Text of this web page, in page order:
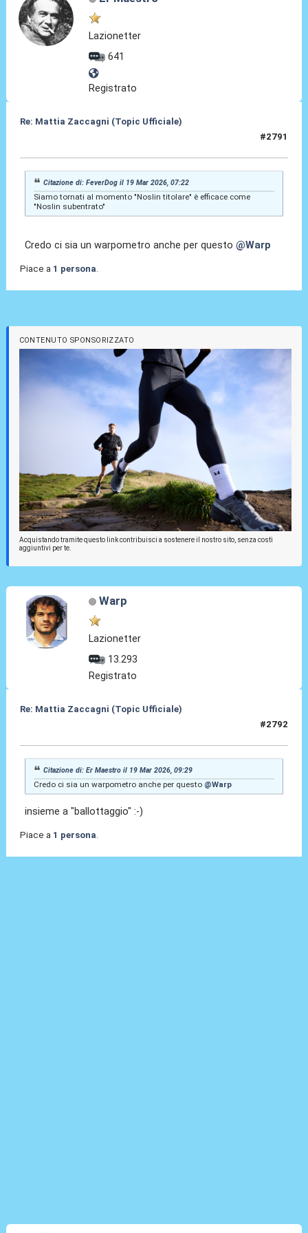
Lazionetter
641
Registrato
Re: Mattia Zaccagni (Topic Ufficiale)
#2791
Citazione di: FeverDog il 19 Mar 2026, 07:22
Siamo tornati al momento "Noslin titolare" è efficace come
"Noslin subentrato"
Credo ci sia un warpometro anche per questo@Warp
Piace a 1 persona
CONTENUTO SPONSORIZZATO
Acquistando tramite questo link contribuisci a sostenere il nostro sito, senza costi
aggiuntivi per te.
Warp
Lazionetter
13.293
Registrato
Re: Mattia Zaccagni (Topic Ufficiale)
#2792
Citazione di: Er Maestro il 19 Mar 2026, 09:29
Credo ci sia un warpometro anche per questo @Warp
insieme a "ballottaggio" :-)
Piace a 1 persona.